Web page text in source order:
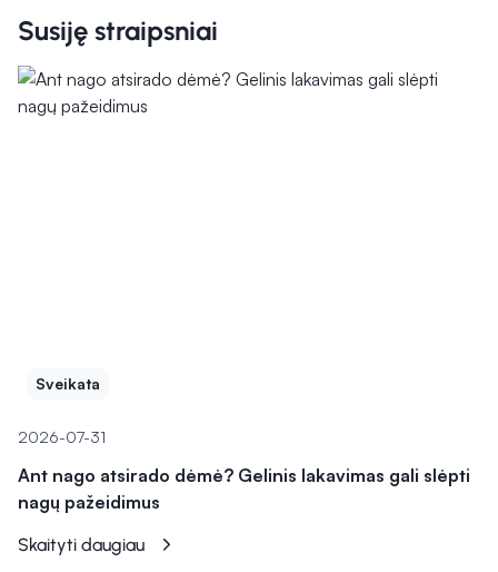
Susiję straipsniai
Sveikata
2026-07-31
Ant nago atsirado dėmė? Gelinis lakavimas gali slėpti
nagų pažeidimus
Skaityti daugiau